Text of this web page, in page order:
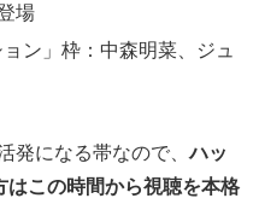
場
ン」枠：中森明菜、ジュ
発になる帯なので、ハッ
はこの時間から視聴を本格